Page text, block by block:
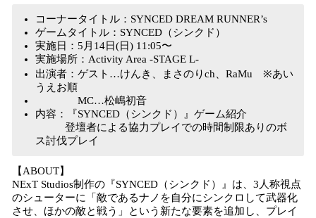
コーナータイトル：SYNCED DREAM RUNNER’s
ゲームタイトル：SYNCED（シンクド）
実施日：5月14日(日) 11:05〜
実施場所：Activity Area -STAGE L-
出演者：ゲスト…けんき、まさのりch、RaMu ※あい
うえお順
MC…松嶋初音
内容：『SYNCED（シンクド）』ゲーム紹介
登壇者による協力プレイでの時間制限ありのボ
ス討伐プレイ
【ABOUT】
NExT Studios制作の『SYNCED（シンクド）』は、3人称視点
のシューターに「敵であるナノを自分にシンクロして武器化
させ、ほかの敵と戦う」という新たな要素を追加し、プレイ